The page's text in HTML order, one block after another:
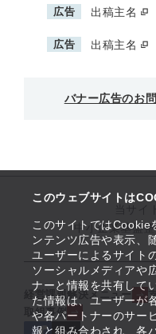
このウェブサイトは
このサイトではCookie
ンテンツ広告や表示、
ユーザーによるサイト
ソーシャルメディアや
ナーと情報を共有して
た情報は、ユーザーが
や各パートナーのサー
報と組み合わされ、各
広告 出稿主名
広告 出稿主名
バナー広告のお
中小企業基盤
経営課題解決メニュー
取組事例